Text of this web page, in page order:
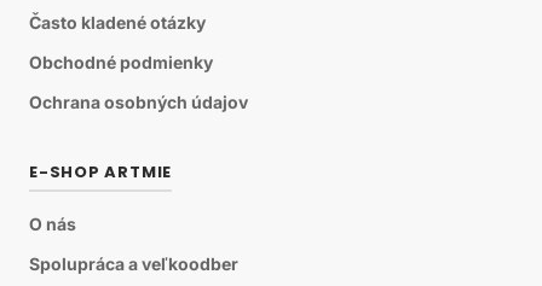
Často kladené otázky
Obchodné podmienky
Ochrana osobných údajov
E-SHOP ARTMIE
O nás
Spolupráca a veľkoodber